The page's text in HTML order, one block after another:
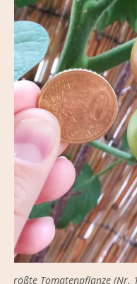
größte Tomatenpflanze (Nr.